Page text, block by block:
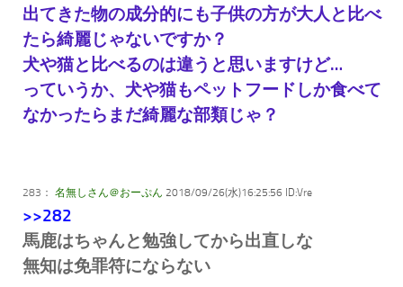
出てきた物の成分的にも子供の方が大人と比べ
たら綺麗じゃないですか？
犬や猫と比べるのは違うと思いますけど…
っていうか、犬や猫もペットフードしか食べて
なかったらまだ綺麗な部類じゃ？
283： 名無しさん＠おーぷん 2018/09/26(水)16:25:56 ID:Vre
>>282
馬鹿はちゃんと勉強してから出直しな
無知は免罪符にならない